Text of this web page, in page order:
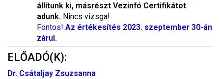
állítunk ki, másrészt Vezinfó Certifikátot
adunk. Nincs vizsga!
Fontos! Az értékesítés 2023. szeptember 30-án
zárul.
ELŐADÓ(K):
Dr. Csátaljay Zsuzsanna